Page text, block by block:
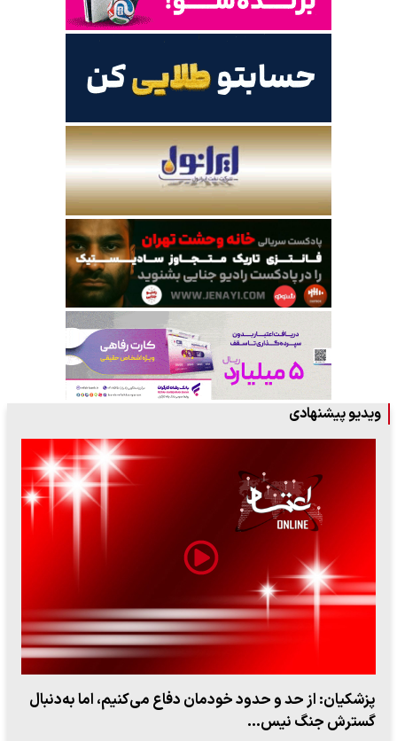
ویدیو پیشنهادی
پزشکیان: از حد و حدود خودمان دفاع می‌کنیم، اما به‌دنبال
گسترش جنگ نیس…